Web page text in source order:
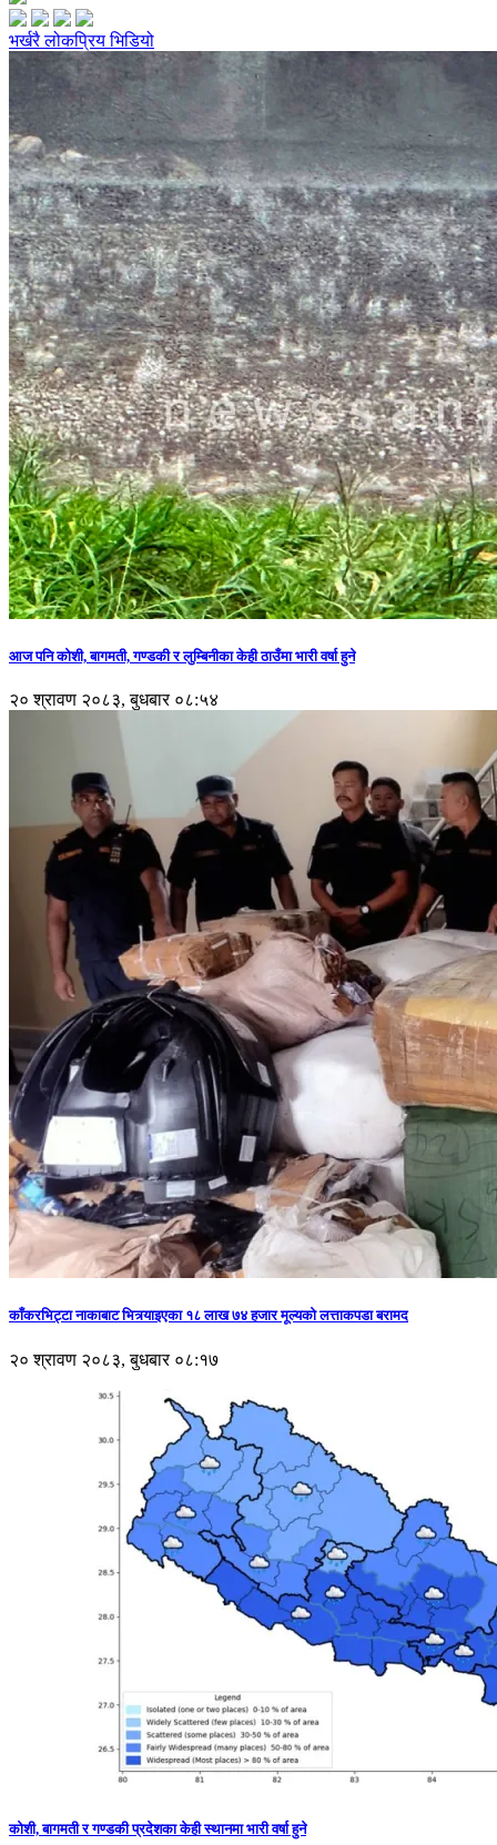
भर्खरैलोकप्रियभिडियो
आज पनि कोशी, बागमती, गण्डकी र लुम्बिनीका केही ठाउँमा भारी वर्षा हुने
२० श्रावण २०८३, बुधबार ०८:५४
काँकरभिट्टा नाकाबाट भित्र्याइएका १८ लाख ७४ हजार मूल्यकाे लत्ताकपडा बरामद
२० श्रावण २०८३, बुधबार ०८:१७
कोशी, बागमती र गण्डकी प्रदेशका केही स्थानमा भारी वर्षा हुने